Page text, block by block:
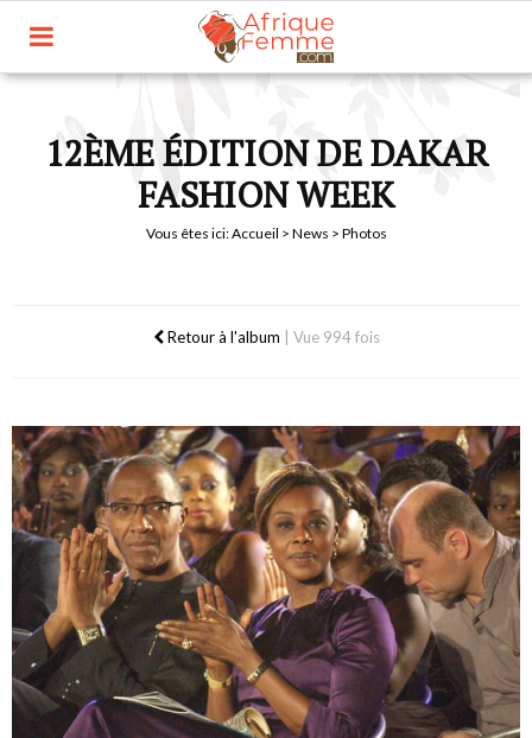
12ÈME ÉDITION DE DAKAR
FASHION WEEK
Vous êtes ici:Accueil > News > Photos
Retour à l'album Vue 994 fois